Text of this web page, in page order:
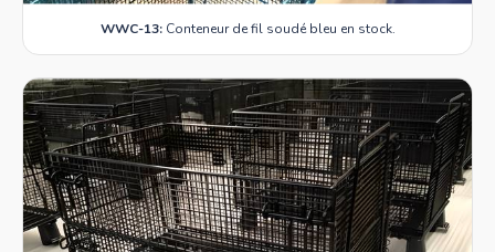
WWC-13:Conteneur de fil soudé bleu en stock.